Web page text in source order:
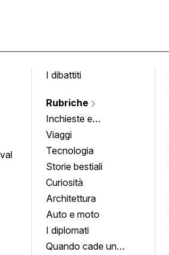
I dibattiti
Rubriche
Inchieste e
approfondimenti
Viaggi
Tecnologia
Storie bestiali
Curiosità
Architettura
Auto e moto
I diplomati
Quando cade un